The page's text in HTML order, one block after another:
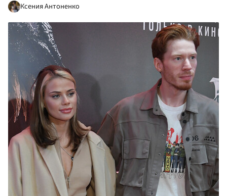
Ксения Антоненко